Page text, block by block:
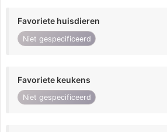
Favoriete huisdieren
Niet gespecificeerd
Favoriete keukens
Niet gespecificeerd